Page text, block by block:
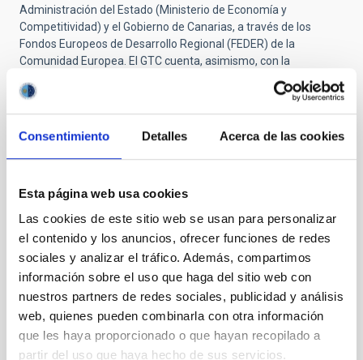
Consentimiento Detalles Acerca de las cookies
Esta página web usa cookies
Las cookies de este sitio web se usan para personalizar
el contenido y los anuncios, ofrecer funciones de redes
sociales y analizar el tráfico. Además, compartimos
información sobre el uso que haga del sitio web con
nuestros partners de redes sociales, publicidad y análisis
web, quienes pueden combinarla con otra información
que les haya proporcionado o que hayan recopilado a
partir del uso que haya hecho de sus servicios.
Administración del Estado (Ministerio de Economía y
Competitividad) y el Gobierno de Canarias, a través de los
Fondos Europeos de Desarrollo Regional (FEDER) de la
Comunidad Europea. El GTC cuenta, asimismo, con la
participación de México, a través del IA-UNAM (Instituto de
Astronomía de la Universidad Nacional Autónoma de México) y
del INAOE (Instituto Nacional de Astrofísica, Óptica y
Electrónica); y de Estados Unidos, a través de la Universidad de
responsable de la operación científica de CanariCam en el GTC.
(carlos[dot]alvarez[at]gtc[dot]iac[dot]es).
NEWS TYPE
PRESS RELEASE